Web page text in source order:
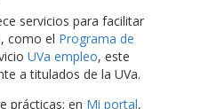
servicios para facilitar
como el Programa de
UVa empleo, este
a titulados de la UVa.
prácticas: en Mi portal,